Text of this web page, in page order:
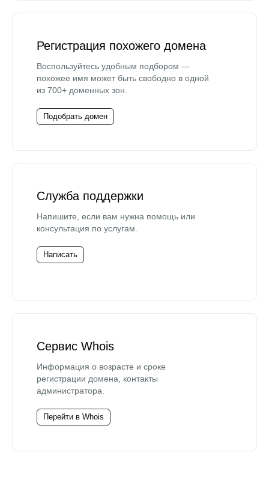
Регистрация похожего домена
Воспользуйтесь удобным подбором —
похожее имя может быть свободно в одной
из 700+ доменных зон.
Подобрать домен
Служба поддержки
Напишите, если вам нужна помощь или
консультация по услугам.
Написать
Сервис Whois
Информация о возрасте и сроке
регистрации домена, контакты
администратора.
Перейти в Whois